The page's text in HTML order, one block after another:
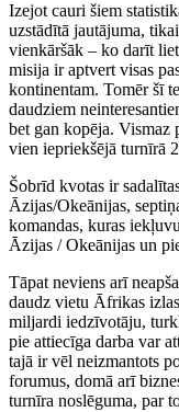
Izejot cauri šiem
uzstādītā jautājuma,
vienkāršāk – ko darīt
misija ir aptvert visas
kontinentam. Tomēr šī
daudziem
bet gan kopēja. Vismaz
vien iepriekšējā turnīrā
Šobrīd kvotas ir
Āzijas/Okeānijas,
komandas, kuras
Āzijas / Okeānijas un
Tāpat neviens arī
daudz vietu Āfrikas
miljardi iedzīvotāju,
pie attiecīga darba var
tajā ir vēl neizmantots
forumus, domā arī
turnīra noslēguma, par